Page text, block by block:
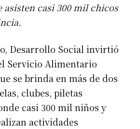
asisten casi 300 mil chicos
Desarrollo Social invirtió
Servicio Alimentario
se brinda en más de dos
clubes, piletas
casi 300 mil niños y
actividades